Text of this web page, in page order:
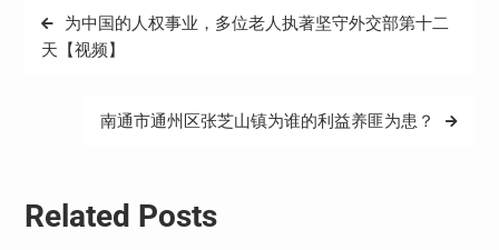
文
章
为中国的人权事业，多位老人执著坚守外交部第十二
天【视频】
南通市通州区张芝山镇为谁的利益养匪为患？
Related Posts